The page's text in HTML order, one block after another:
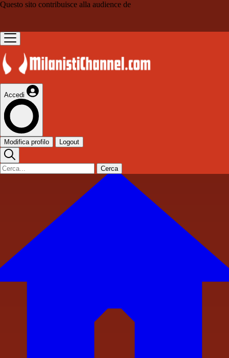
Questo sito contribuisce alla audience de
Accedi
Modifica profilo Logout
Cerca